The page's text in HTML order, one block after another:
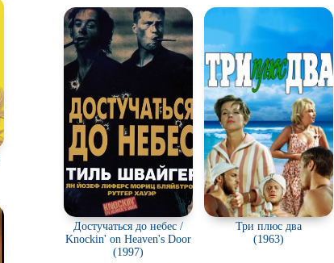
Достучаться до небес /
Knockin' on Heaven's Door
(1997)
Три плюс два
(1963)